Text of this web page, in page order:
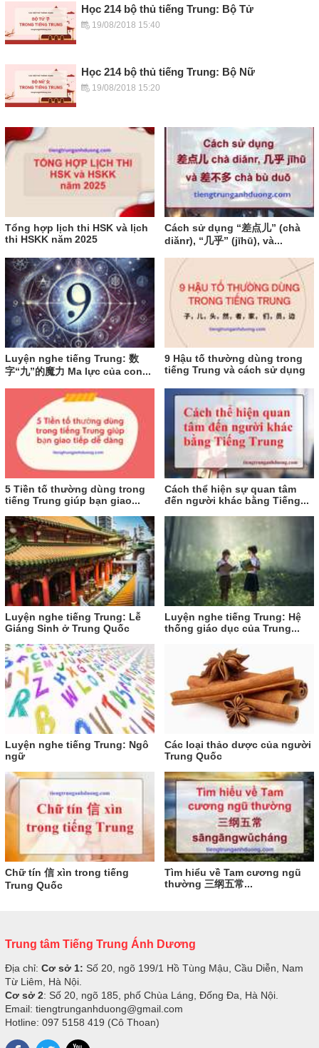
Học 214 bộ thủ tiếng Trung: Bộ Tử
19/08/2018 15:40
Học 214 bộ thủ tiếng Trung: Bộ Nữ
19/08/2018 15:20
Tổng hợp lịch thi HSK và lịch
thi HSKK năm 2025
Cách sử dụng “差点儿” (chà
diǎnr), “几乎” (jīhū), và...
Luyện nghe tiếng Trung: 数
字“九”的魔力 Ma lực của con...
9 Hậu tố thường dùng trong
tiếng Trung và cách sử dụng
5 Tiền tố thường dùng trong
tiếng Trung giúp bạn giao...
Cách thể hiện sự quan tâm
đến người khác bằng Tiếng...
Luyện nghe tiếng Trung: Lễ
Giáng Sinh ở Trung Quốc
Luyện nghe tiếng Trung: Hệ
thống giáo dục của Trung...
Luyện nghe tiếng Trung: Ngô
ngữ
Các loại thảo dược của người
Trung Quốc
Chữ tín 信 xìn trong tiếng
Trung Quốc
Tìm hiểu về Tam cương ngũ
thường 三纲五常...
Trung tâm Tiếng Trung Ánh Dương
Địa chỉ: Cơ sở 1: Số 20, ngõ 199/1 Hồ Tùng Mậu, Cầu Diễn, Nam
Từ Liêm, Hà Nội.
Cơ sở 2: Số 20, ngõ 185, phố Chùa Láng, Đống Đa, Hà Nội.
Email: tiengtrunganhduong@gmail.com
Hotline: 097 5158 419 (Cô Thoan)